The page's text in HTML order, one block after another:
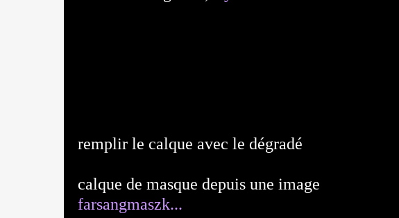
remplir le calque avec le dégradé
calque de masque depuis une image
farsangmaszk...